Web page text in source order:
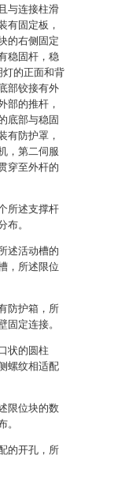
与连接柱滑
有固定板，
的右侧固定
稳固杆，稳
灯的正面和背
部铰接有外
部的推杆，
底部与稳固
有防护罩，
，第二伺服
穿至外杆的
所述支撑杆
布。
述活动槽的
，所述限位
防护箱，所
固定连接。
状的圆柱
螺纹相适配
限位块的数
。
的开孔，所